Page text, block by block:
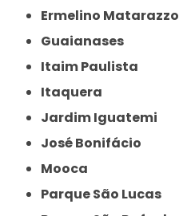
Ermelino Matarazzo
Guaianases
Itaim Paulista
Itaquera
Jardim Iguatemi
José Bonifácio
Mooca
Parque São Lucas